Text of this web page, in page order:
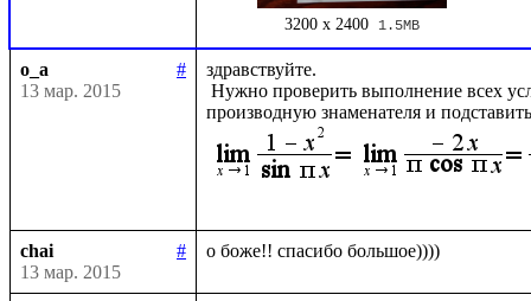
3200 x 2400 1.5MB
o_a
#
13 мар. 2015
здравствуйте.
производную знаменателя и
chai
#
13 мар. 2015